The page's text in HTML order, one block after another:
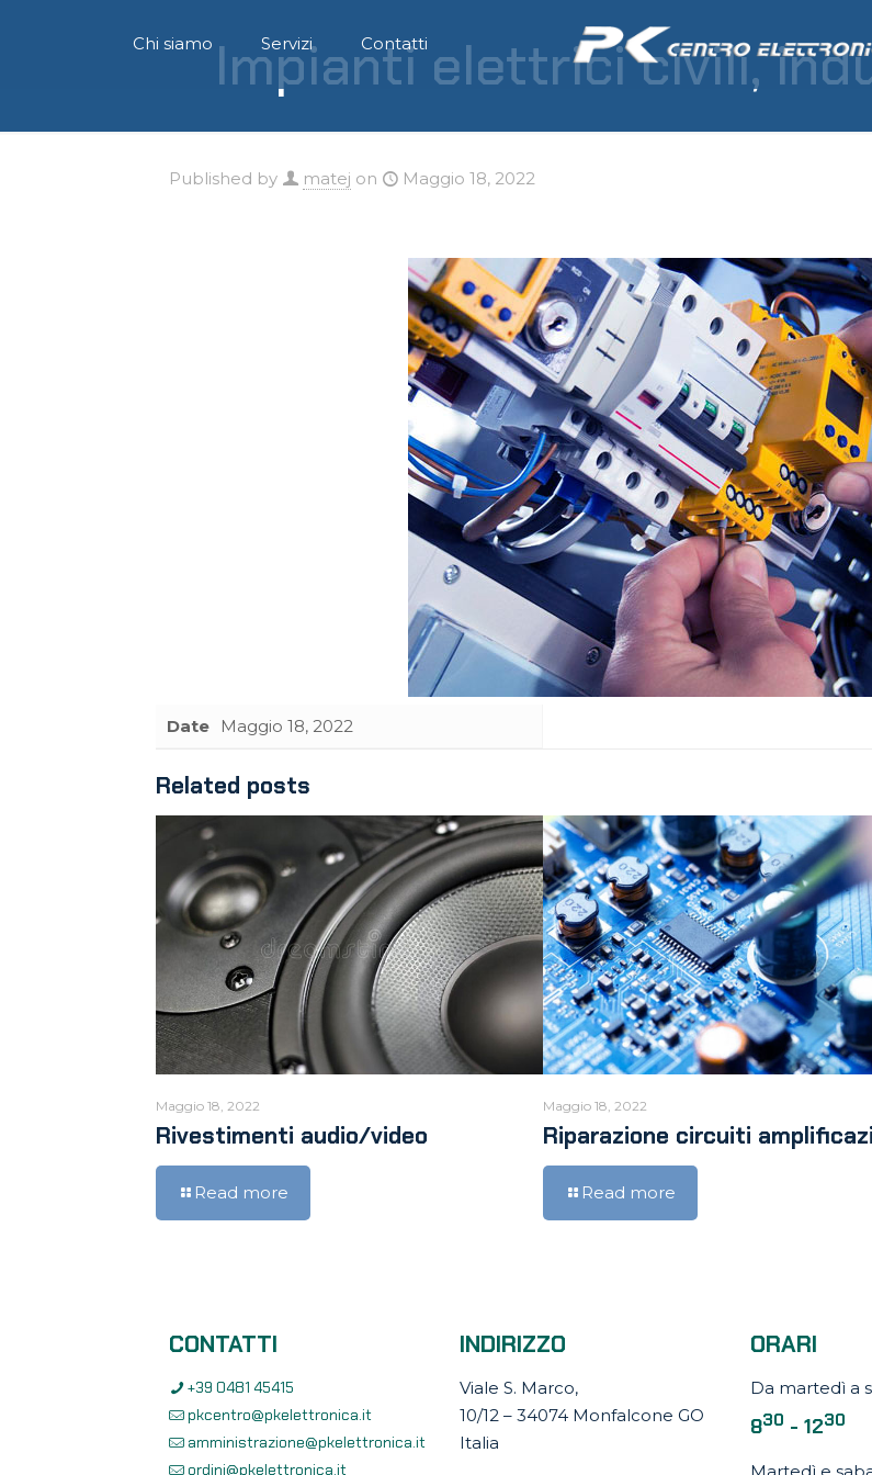
Chi siamo Servizi Contatti
Impianti elettrici civili,
Published by matej on Maggio 18, 2022
Date Maggio 18, 2022
Related posts
Maggio 18, 2022
Rivestimenti audio/video
Read more
Maggio 18, 2022
Riparazione circuiti
Read more
CONTATTI
+39 0481 45415
pkcentro@pkelettronica.it
amministrazione@pkelettronica.it
ordini@pkelettronica.it
INDIRIZZO
Viale S. Marco,
10/12 – 34074 Monfalcone GO
Italia
ORARI
Da martedì a
830 - 1230